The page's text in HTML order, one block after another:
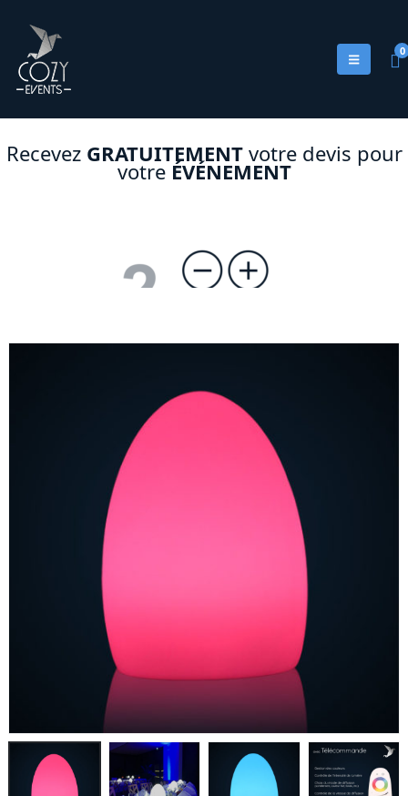
0
Recevez GRATUITEMENTvotre devis pour
votre ÉVÉNEMENT